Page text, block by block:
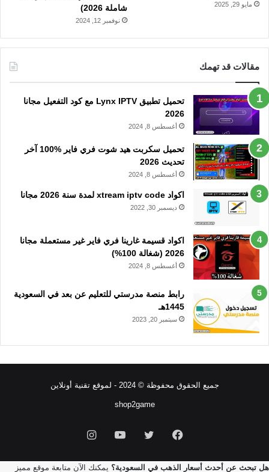
مايو 29, 2025
شاملة 2026)
نوفمبر 12, 2024
مقالات قد تهمك
تحميل تطبيق Lynx IPTV مع كود التفعيل مجانا
2026
أغسطس 8, 2024
تحميل سكربت هيد شوت فري فاير %100 آخر
تحديث 2026
أغسطس 8, 2024
اكواد xtream iptv code لمدة سنة 2026 مجانا
ديسمبر 30, 2022
اكواد قسيمة غارينا فري فاير غير مستعملة مجانا
2026 (شغالة 100%)
أغسطس 8, 2024
رابط منصة مدرستي للتعليم عن بعد في السعودية
1445هـ
سبتمبر 20, 2023
جميع الحقوق محفوظة © 2024 - لموقع تقنية أونلاين
shop2game
فيسبوك تويتر يوتيوبانستقرام
هل تبحث عن أحدث أسعار الذهب في السعودية؟ يمكنك الآن متابعة موقع مميز